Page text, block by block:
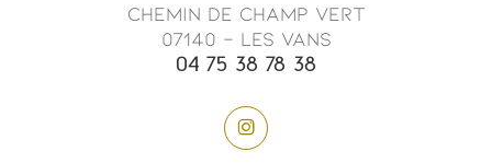
Chemin de champ vert
07140 - LES VANS
04 75 38 78 38